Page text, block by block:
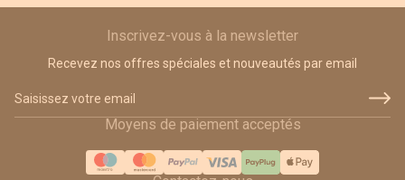
Inscrivez-vous à la newsletter
Recevez nos offres spéciales et nouveautés par email
Moyens de paiement acceptés